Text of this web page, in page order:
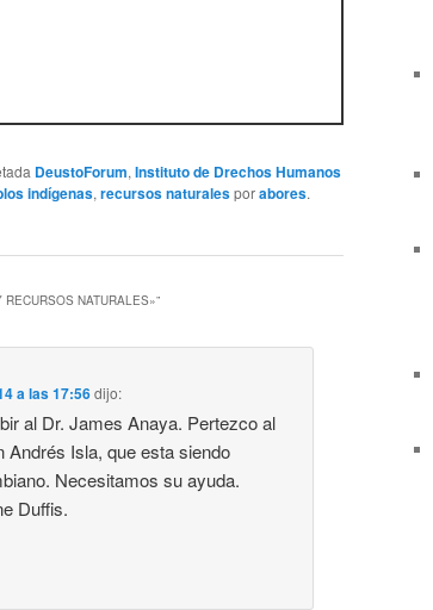
DeustoForum,Instituto de Drechos Humanos
indígenas,recursos naturalesporabores.
NATURALES»”
a las 17:56dijo:
al Dr. James Anaya. Pertezco al
Andrés Isla, que esta siendo
Necesitamos su ayuda.
Duffis.